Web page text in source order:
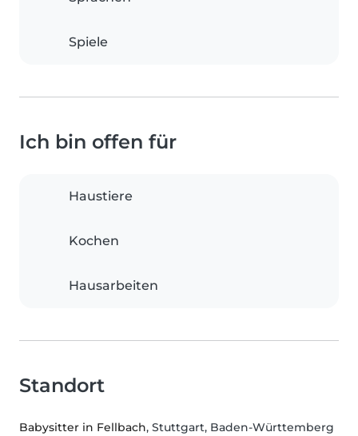
Spiele
Ich bin offen für
Haustiere
Kochen
Hausarbeiten
Standort
Babysitter in Fellbach, Stuttgart, Baden-Württemberg